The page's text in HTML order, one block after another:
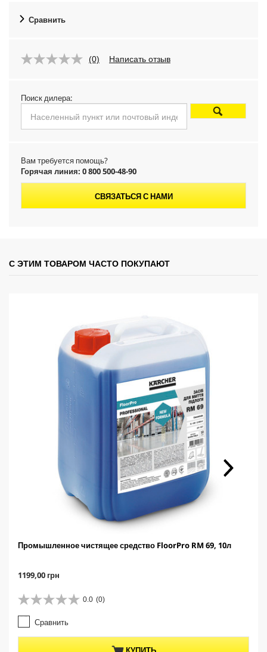
Сравнить
(0) Написать отзыв
Поиск дилера:
Вам требуется помощь?
Горячая линия: 0 800 500-48-90
СВЯЗАТЬСЯ С НАМИ
С ЭТИМ ТОВАРОМ ЧАСТО ПОКУПАЮТ
Промышленное чистящее средство FloorPro RM 69, 10л
C
r
r
e
n
t
p
1199,00 грн
0.0 (0)
0
.
0
и
Сравнить